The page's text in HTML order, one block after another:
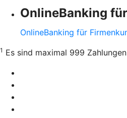
OnlineBanking
OnlineBanking für
1 Es sind maximal 999